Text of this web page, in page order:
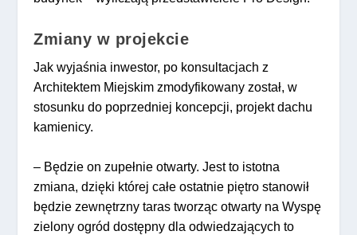
Zmiany w projekcie
Jak wyjaśnia inwestor, po konsultacjach z
Architektem Miejskim zmodyfikowany został, w
stosunku do poprzedniej koncepcji, projekt dachu
kamienicy.
– Będzie on zupełnie otwarty. Jest to istotna
zmiana, dzięki której całe ostatnie piętro stanowił
będzie zewnętrzny taras tworząc otwarty na Wyspę
zielony ogród dostępny dla odwiedzających to